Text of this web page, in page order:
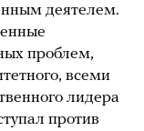
деятелем.
проблем,
всеми
лидера
против